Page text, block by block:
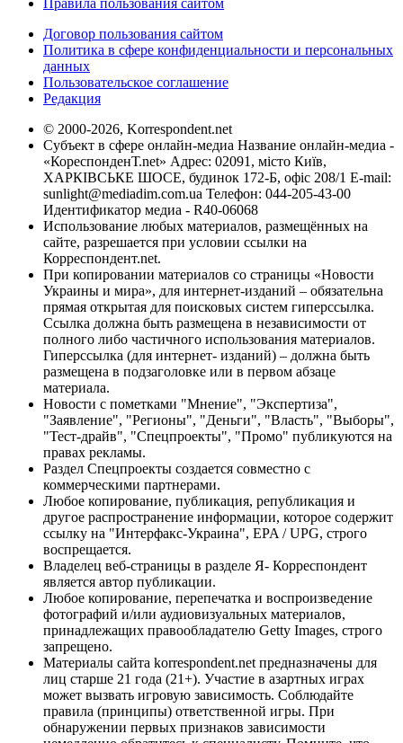
Договор пользования сайтом
Политика в сфере конфиденциальности и персональных
данных
Пользовательское соглашение
Редакция
© 2000-2026, Korrespondent.net
Субъект в сфере онлайн-медиа Название онлайн-медиа -
«КореспонденТ.net» Адрес: 02091, місто Київ,
ХАРКІВСЬКЕ ШОСЕ, будинок 172-Б, офіс 208/1 E-mail:
sunlight@mediadim.com.ua Телефон: 044-205-43-00
Идентификатор медиа - R40-06068
Использование любых материалов, размещённых на
сайте, разрешается при условии ссылки на
Корреспондент.net.
При копировании материалов со страницы «Новости
Украины и мира», для интернет-изданий – обязательна
прямая открытая для поисковых систем гиперссылка.
Ссылка должна быть размещена в независимости от
полного либо частичного использования материалов.
Гиперссылка (для интернет- изданий) – должна быть
размещена в подзаголовке или в первом абзаце
материала.
Новости с пометками "Мнение", "Экспертиза",
"Заявление", "Регионы", "Деньги", "Власть", "Выборы",
"Тест-драйв", "Спецпроекты", "Промо" публикуются на
правах рекламы.
Раздел Спецпроекты создается совместно с
коммерческими партнерами.
Любое копирование, публикация, републикация и
другое распространение информации, которое содержит
ссылку на "Интерфакс-Украина", EPA / UPG, строго
воспрещается.
Владелец веб-страницы в разделе Я- Корреспондент
является автор публикации.
Любое копирование, перепечатка и воспроизведение
фотографий и/или аудиовизуальных материалов,
принадлежащих правообладателю Getty Images, строго
запрещено.
Материалы сайта korrespondent.net предназначены для
лиц старше 21 года (21+). Участие в азартных играх
может вызвать игровую зависимость. Соблюдайте
правила (принципы) ответственной игры. При
обнаружении первых признаков зависимости